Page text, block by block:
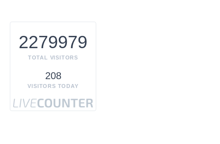
2279979
TOTAL VISITORS
208
VISITORS TODAY